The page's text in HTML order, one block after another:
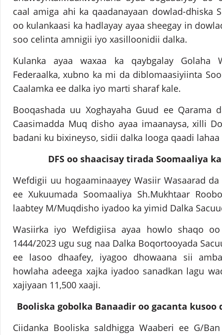
caal amiga ahi ka qaadanayaan dowlad-dhiska
oo kulankaasi ka hadlayay ayaa sheegay in
soo celinta amnigii iyo xasilloonidii dalka.
Kulanka ayaa waxaa ka qaybgalay Golaha
Federaalka, xubno ka mi da diblomaasiyiinta
Caalamka ee dalka iyo marti sharaf kale.
Booqashada uu Xoghayaha Guud ee Qarama
Caasimadda Muq disho ayaa imaanaysa, xilli
badani ku bixineyso, sidii dalka looga qaadi
DFS oo shaacisay tirada Soomaaliya
Wefdigii uu hogaaminaayey Wasiir Wasaarad
ee Xukuumada Soomaaliya Sh.Mukhtaar
laabtey M/Muqdisho iyadoo ka yimid Dalka
Wasiirka iyo Wefdigiisa ayaa howlo shaqo
1444/2023 ugu sug naa Dalka Boqortooyada
ee lasoo dhaafey, iyagoo dhowaana sii
howlaha adeega xajka iyadoo sanadkan lagu
xajiyaan 11,500 xaaji.
Booliska gobolka Banaadir oo gacanta kusoo
Ciidanka Booliska saldhigga Waaberi ee G/